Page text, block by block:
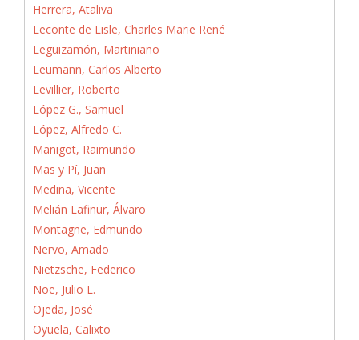
Herrera, Ataliva
Leconte de Lisle, Charles Marie René
Leguizamón, Martiniano
Leumann, Carlos Alberto
Levillier, Roberto
López G., Samuel
López, Alfredo C.
Manigot, Raimundo
Mas y Pí, Juan
Medina, Vicente
Melián Lafinur, Álvaro
Montagne, Edmundo
Nervo, Amado
Nietzsche, Federico
Noe, Julio L.
Ojeda, José
Oyuela, Calixto